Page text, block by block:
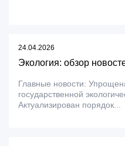
24.04.2026
Экология: обзор
Главные новости:
государственной
Актуализирован порядок...